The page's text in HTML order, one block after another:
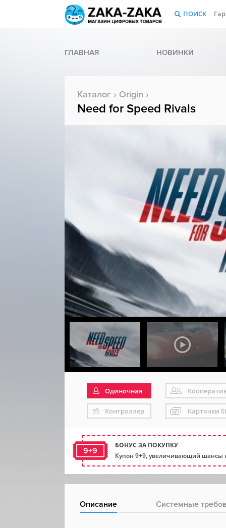
ПОИСК
ГЛАВНАЯ НОВИНКИ
Каталог › Origin ›
Need for Speed Rivals
Одиночная
Контроллер Карточки
9+9
БОНУС ЗА ПОКУПКУ
Купон 9+9, увеличивающий шансы
Описание Системные